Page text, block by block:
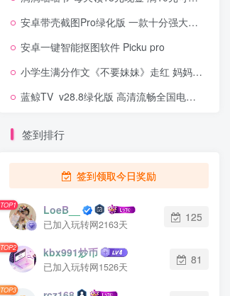
安卓带壳截图Pro绿化版 一款十分强大且实用的软件
安卓一键智能抠图软件 Picku pro
小学生满分作文《不要妹妹》走红 妈妈羞得没脸去学校
蓝鲸TV_v28.8绿化版 高清流畅全国电视直播免费观看
签到排行
签到领取今日奖励
TOP1 LoeB__
已加入玩转网2163天
125
TOP2 kbx991炒币
已加入玩转网1526天
81
TOP3